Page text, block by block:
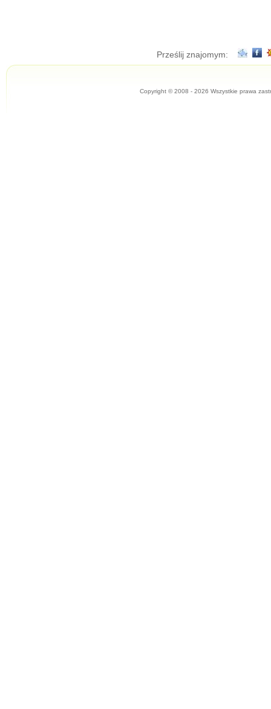
Prześlij znajomym:
Copyright © 2008 - 2026 Wszystkie prawa